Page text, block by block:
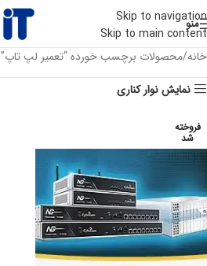
Skip to navigation
Skip to main content
منو
خانه محصولات برچسب خورده “تعمیر لپ تاپ”
نمایش نوار کناری
فروخته
شد